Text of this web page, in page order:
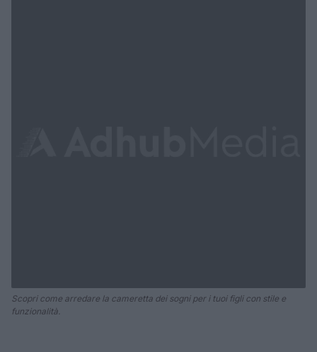
Scopri come arredare la cameretta dei sogni per i tuoi figli con stile e
funzionalità.